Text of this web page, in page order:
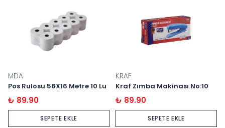
MDA
Pos Rulosu 56X16 Metre 10 Lu
₺ 89.90
SEPETE EKLE
KRAF
Kraf Zımba Makinası No:10
₺ 89.90
SEPETE EKLE